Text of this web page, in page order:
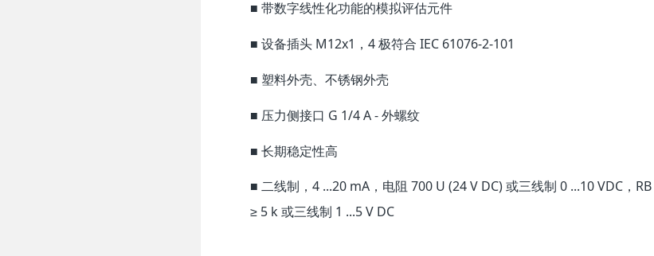
■ 带数字线性化功能的模拟评估元件
■ 设备插头 M12x1，4 极符合 IEC 61076-2-101
■ 塑料外壳、不锈钢外壳
■ 压力侧接口 G 1/4 A - 外螺纹
■ 长期稳定性高
■ 二线制，4 ...20 mA，电阻 700 U (24 V DC) 或三线制 0 ...10 VDC，RB
≥ 5 k 或三线制 1 ...5 V DC